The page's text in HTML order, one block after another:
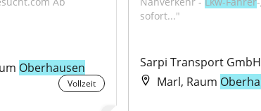
Oberhausen
Vollzeit
sofort..."
Sarpi Transport GmbH
Marl, Raum